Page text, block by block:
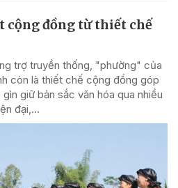
cộng đồng từ thiết chế
trợ truyền thống, "phường" của
còn là thiết chế cộng đồng góp
giữ bản sắc văn hóa qua nhiều
đại,...